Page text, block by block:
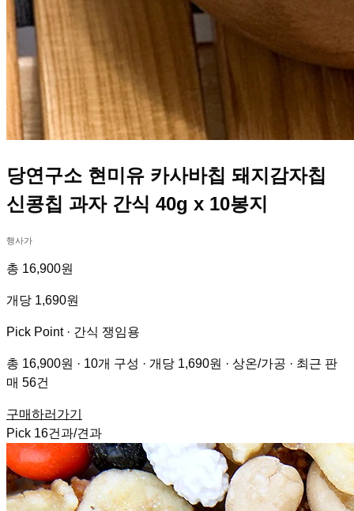
당연구소 현미유 카사바칩 돼지감자칩
신콩칩 과자 간식 40g x 10봉지
행사가
총 16,900원
개당 1,690원
Pick Point · 간식 쟁임용
총 16,900원 · 10개 구성 · 개당 1,690원 · 상온/가공 · 최근 판
매 56건
구매하러가기
Pick 16건과/견과